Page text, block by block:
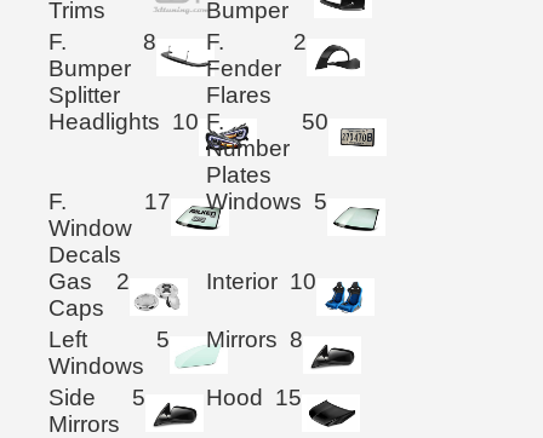
Trims
Bumper
F.
Bumper
Splitter
8
F.
Fender
Flares
2
Headlights 10 F.
Number
Plates
50
F.
Window
Decals
17 Windows 5
Gas
Caps
2 Interior 10
Left
Windows
5 Mirrors 8
Side
Mirrors
5 Hood 15